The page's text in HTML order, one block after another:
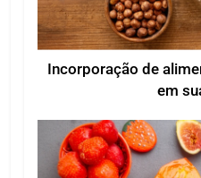
Incorporação de
em